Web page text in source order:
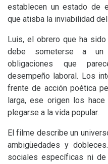
establecen un estado de
que atisba la inviabilidad
Luis, el obrero que ha
debe someterse a un
obligaciones que
desempeño laboral. Los
frente de acción poética
larga, ese origen los
plegarse a la vida popular.
El filme describe un
ambigüedades y
sociales específicas ni